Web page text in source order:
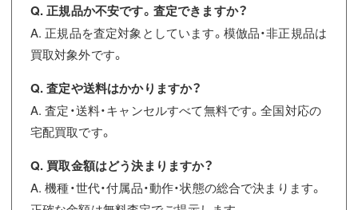
Q. 正規品か不安です。査定できますか？
A. 正規品を査定対象としています。模倣品・非正規品は
買取対象外です。
Q. 査定や送料はかかりますか？
A. 査定・送料・キャンセルすべて無料です。全国対応の
宅配買取です。
Q. 買取金額はどう決まりますか？
A. 機種・世代・付属品・動作・状態の総合で決まります。